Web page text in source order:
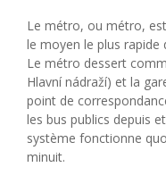
Le métro, ou métro,
le moyen le plus rapide
Le métro dessert
Hlavní nádraží) et la
point de
les bus publics depuis
système fonctionne
minuit.